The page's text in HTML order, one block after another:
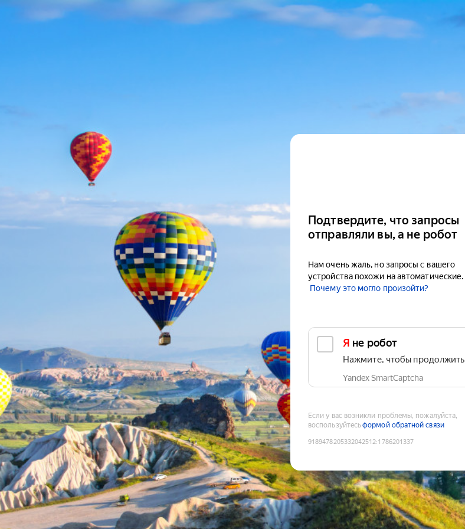
Подтвердите, что запросы
отправляли вы, а не робот
Нам очень жаль, но запросы с вашего
устройства похожи на автоматические.
Почему это могло произойти?
Я не робот
Нажмите, чтобы продолжить
Yandex SmartCaptcha
Если у вас возникли проблемы, пожалуйста,
воспользуйтесьформой обратной связи
9189478205332042512:1786201337